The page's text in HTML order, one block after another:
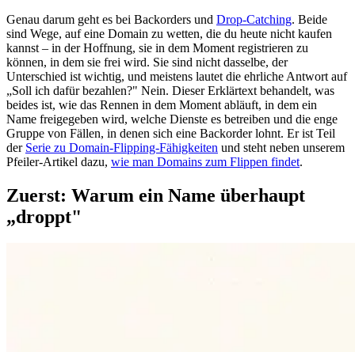
Genau darum geht es bei Backorders und Drop-Catching. Beide
sind Wege, auf eine Domain zu wetten, die du heute nicht kaufen
kannst – in der Hoffnung, sie in dem Moment registrieren zu
können, in dem sie frei wird. Sie sind nicht dasselbe, der
Unterschied ist wichtig, und meistens lautet die ehrliche Antwort auf
„Soll ich dafür bezahlen?" Nein. Dieser Erklärtext behandelt, was
beides ist, wie das Rennen in dem Moment abläuft, in dem ein
Name freigegeben wird, welche Dienste es betreiben und die enge
Gruppe von Fällen, in denen sich eine Backorder lohnt. Er ist Teil
der Serie zu Domain-Flipping-Fähigkeiten und steht neben unserem
Pfeiler-Artikel dazu, wie man Domains zum Flippen findet.
Zuerst: Warum ein Name überhaupt
„droppt"